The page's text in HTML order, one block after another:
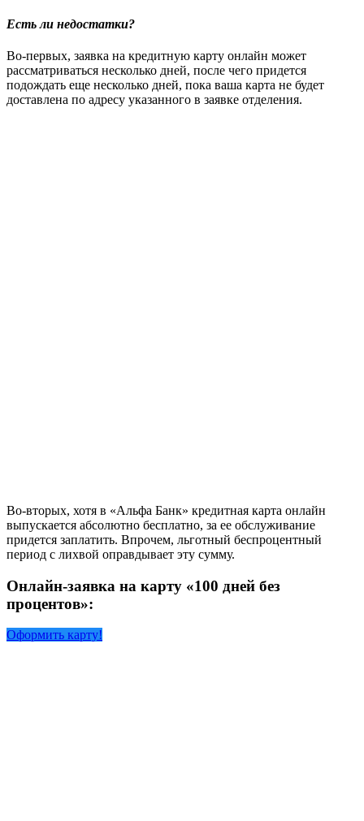
Есть ли недостатки?
Во-первых, заявка на кредитную карту онлайн может
рассматриваться несколько дней, после чего придется
подождать еще несколько дней, пока ваша карта не будет
доставлена по адресу указанного в заявке отделения.
Во-вторых, хотя в «Альфа Банк» кредитная карта онлайн
выпускается абсолютно бесплатно, за ее обслуживание
придется заплатить. Впрочем, льготный беспроцентный
период с лихвой оправдывает эту сумму.
Онлайн-заявка на карту «100 дней без
процентов»:
Оформить карту!